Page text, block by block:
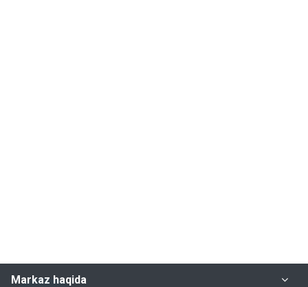
Markaz haqida